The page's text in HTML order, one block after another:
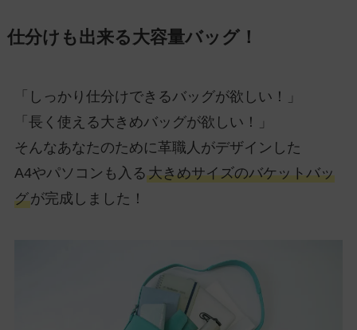
仕分けも出来る大容量バッグ！
「しっかり仕分けできるバッグが欲しい！」
「長く使える大きめバッグが欲しい！」
そんなあなたのために革職人がデザインした
A4やパソコンも入る大きめサイズのバケットバッ
グが完成しました！